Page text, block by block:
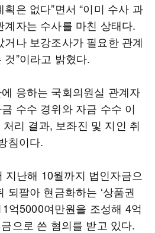
은 없다”면서 “이미 수사 과
자는 수사를 마친 상태다.
나 보강조사가 필요한 관계
”이라고 밝혔다.
응하는 국회의원실 관계자
수수 경위와 자금 수수 이
리 결과, 보좌진 및 지인 취
침이다.
지난해 10월까지 법인자금으
되팔아 현금화하는 ‘상품권
억5000여만원을 조성해 4억
으로 쓴 혐의를 받고 있다.